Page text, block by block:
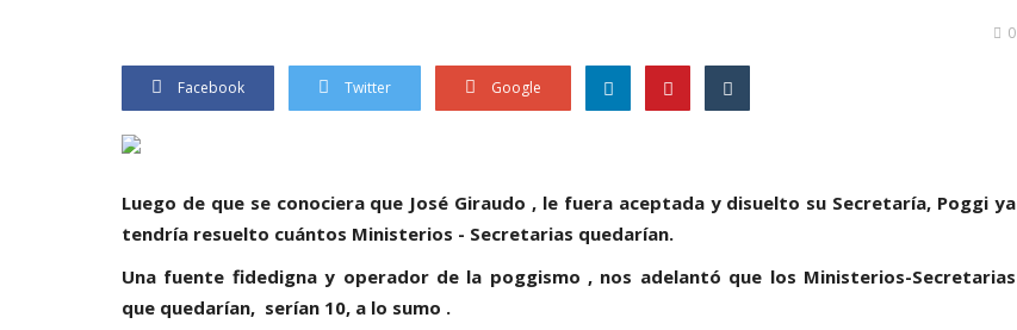
0
Facebook Twitter Google
Luego de que se conociera que José Giraudo , le fuera aceptada y disuelto su Secretaría, Poggi ya
tendría resuelto cuántos Ministerios - Secretarias quedarían.
Una fuente fidedigna y operador de la poggismo , nos adelantó que los Ministerios-Secretarias
que quedarían, serían 10, a lo sumo .